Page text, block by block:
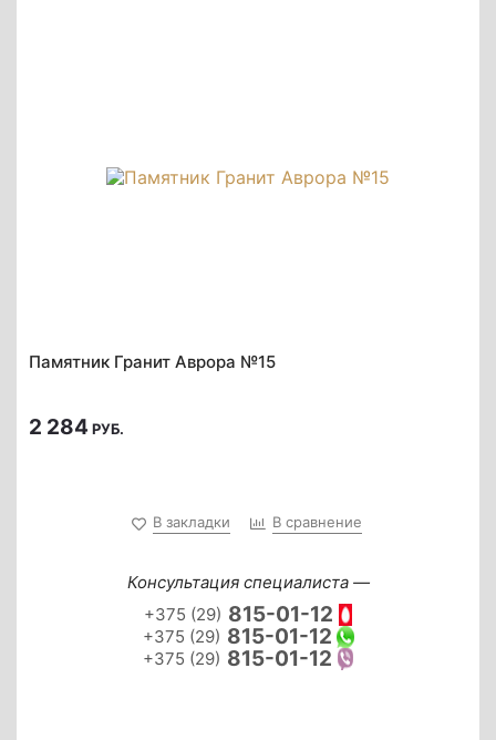
Памятник Гранит Аврора №15
2 284 РУБ.
В закладки В сравнение
Консультация специалиста —
+375 (29) 815-01-12
+375 (29) 815-01-12
+375 (29) 815-01-12